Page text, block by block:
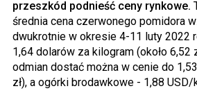
przeszkód podnieść ceny rynkowe.
średnia cena czerwonego pomidora
dwukrotnie w okresie 4-11 luty 2022
1,64 dolarów za kilogram (około 6,52
odmian dostać można w cenie do
zł), a ogórki brodawkowe - 1,88 USD/